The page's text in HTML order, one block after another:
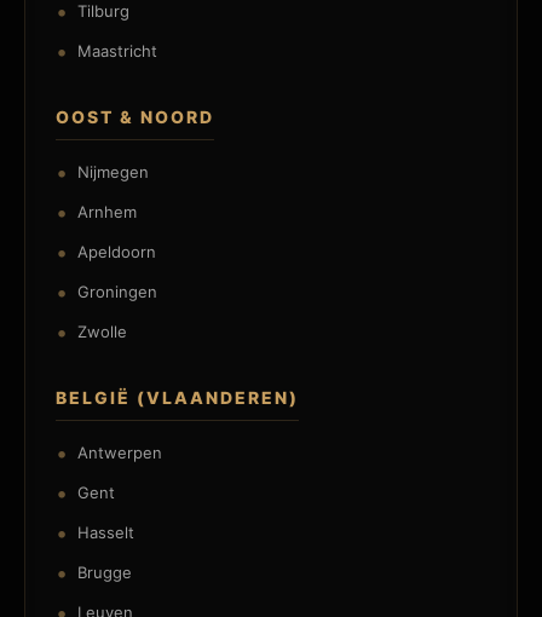
Tilburg
Maastricht
OOST & NOORD
Nijmegen
Arnhem
Apeldoorn
Groningen
Zwolle
BELGIË (VLAANDEREN)
Antwerpen
Gent
Hasselt
Brugge
Leuven